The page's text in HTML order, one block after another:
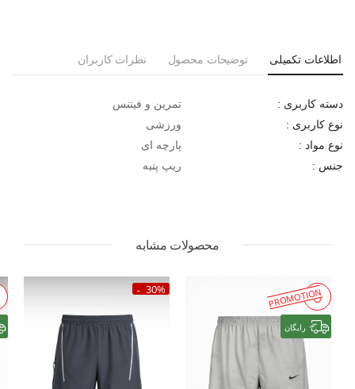
اطلاعات تکمیلی توضیحات محصول نظرات کاربران
دسته کاربری : تمرین و فیتنس
نوع کاربری : ورزشی
نوع مواد : پارچه ای
جنس : ریپ پنبه
محصولات مشابه
PROMOTION
رایگان
30%